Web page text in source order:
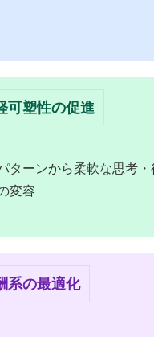
可塑性の促進
ターンから柔軟な思考・
変容
系の最適化